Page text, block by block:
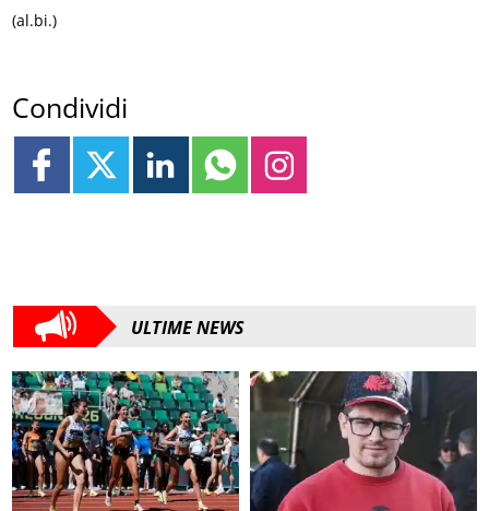
(al.bi.)
Condividi
ULTIME NEWS